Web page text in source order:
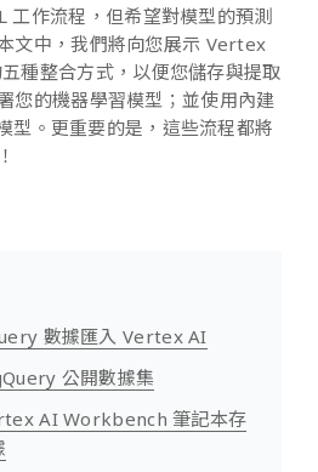
作流程，但希望對模型的預測
文中，我們將向您展示 Vertex
種整合方式，以便您儲存與提取
您的機器學習模型；並使用內建
型。更重要的是，這些流程都將
數據匯入 Vertex AI
公開數據集
AI Workbench 筆記本存